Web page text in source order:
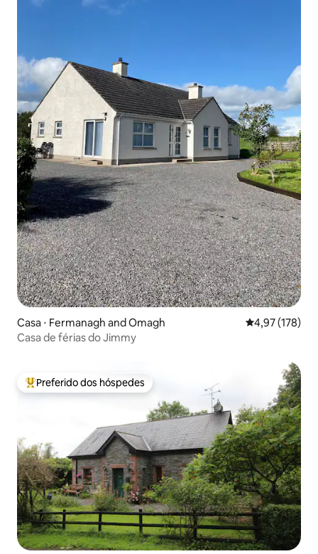
Casa ⋅ Fermanagh and Omagh 4,97 de uma
4,97 (178)
Casa de férias do Jimmy
Entre os melhores preferidos dos hóspedes
Preferido dos hóspedes